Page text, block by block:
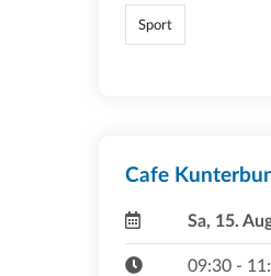
Sport
Cafe
Sa, 15.
09:30 -